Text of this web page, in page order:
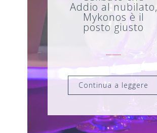
Addio al nubilato,
Mykonos è il
posto giusto
Continua a leggere